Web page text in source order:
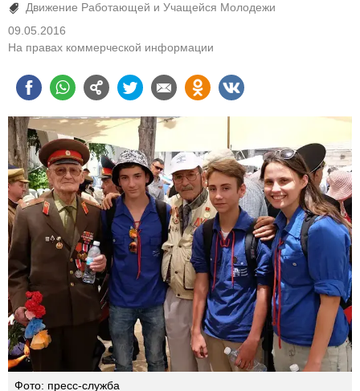
Движение Работающей и Учащейся Молодежи
09.05.2016
На правах коммерческой информации
Фото: пресс-служба